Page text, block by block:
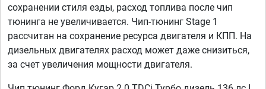
сохранении стиля езды, расход топлива после чип
тюнинга не увеличивается. Чип-тюнинг Stage 1
рассчитан на сохранение ресурса двигателя и КПП. На
дизельных двигателях расход может даже снизиться,
за счет увеличения мощности двигателя.